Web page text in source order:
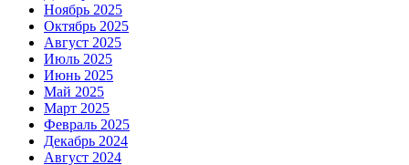
Ноябрь 2025
Октябрь 2025
Август 2025
Июль 2025
Июнь 2025
Май 2025
Март 2025
Февраль 2025
Декабрь 2024
Август 2024